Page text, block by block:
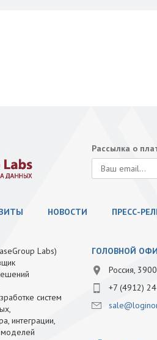
Рассылка о
НОВОСТИ ПРЕСС-
Labs)
систем
интеграции,
моделей
ГОЛОВНОЙ
Россия,
+7 (4912)